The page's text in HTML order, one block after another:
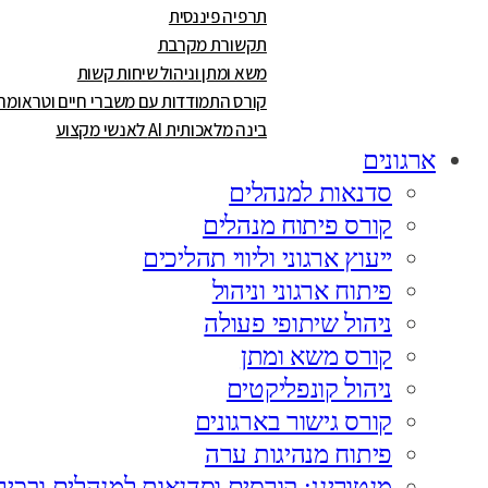
תרפיה פיננסית
תקשורת מקרבת
משא ומתן וניהול שיחות קשות
קורס התמודדות עם משברי חיים
בינה מלאכותית AI לאנשי מקצוע
ארגונים
סדנאות למנהלים
קורס פיתוח מנהלים
ייעוץ ארגוני וליווי תהליכים
פיתוח ארגוני וניהול
ניהול שיתופי פעולה
קורס משא ומתן
ניהול קונפליקטים
קורס גישור בארגונים
פיתוח מנהיגות ערה